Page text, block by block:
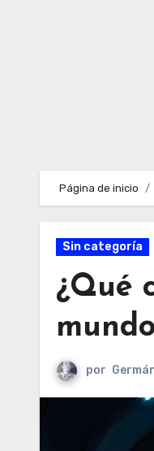
Página de inicio
Sin categoría
¿Qué
por